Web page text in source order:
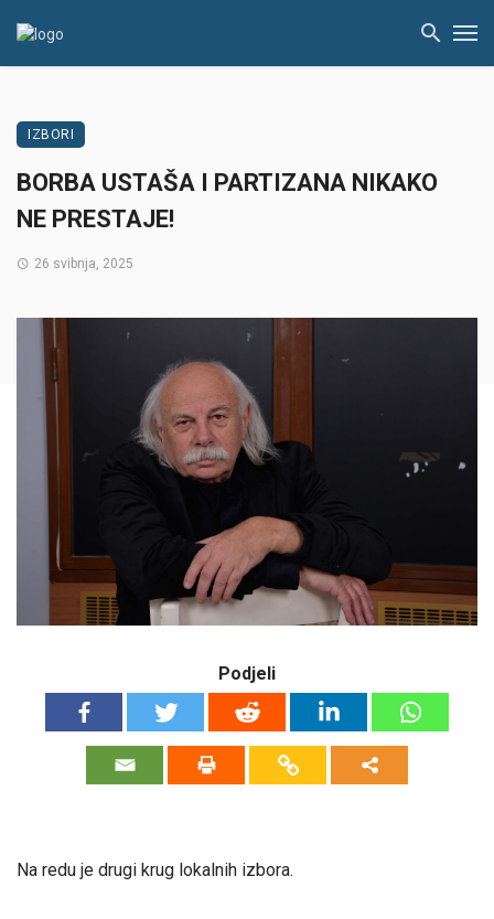
IZBORI
BORBA USTAŠA I PARTIZANA NIKAKO
NE PRESTAJE!
26 svibnja, 2025
Podjeli
Na redu je drugi krug lokalnih izbora.